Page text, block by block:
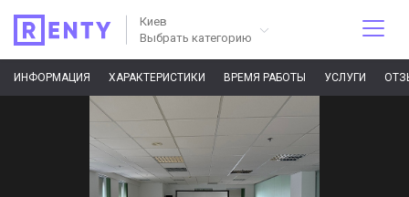
Киев
Выбрать категорию
ИНФОРМАЦИЯ ХАРАКТЕРИСТИКИ ВРЕМЯ РАБОТЫ УСЛУГИ